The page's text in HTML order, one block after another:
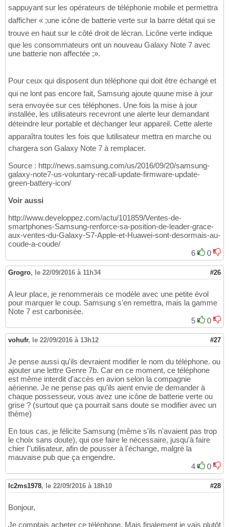
sappuyant sur les opérateurs de téléphonie mobile et permettra
dafficher « ;une icône de batterie verte sur la barre détat qui se
trouve en haut sur le côté droit de lécran. Licône verte indique
que les consommateurs ont un nouveau Galaxy Note 7 avec
une batterie non affectée ;».
Pour ceux qui disposent dun téléphone qui doit être échangé et
qui ne lont pas encore fait, Samsung ajoute quune mise à jour
sera envoyée sur ces téléphones. Une fois la mise à jour
installée, les utilisateurs recevront une alerte leur demandant
déteindre leur portable et déchanger leur appareil. Cette alerte
apparaîtra toutes les fois que lutilisateur mettra en marche ou
chargera son Galaxy Note 7 à remplacer.
Source : http://news.samsung.com/us/2016/09/20/samsung-
galaxy-note7-us-voluntary-recall-update-firmware-update-
green-battery-icon/
Voir aussi
http://www.developpez.com/actu/101859/Ventes-de-
smartphones-Samsung-renforce-sa-position-de-leader-grace-
aux-ventes-du-Galaxy-S7-Apple-et-Huawei-sont-desormais-au-
coude-a-coude/
6
0
Grogro, le 22/09/2016 à 11h34 #26
A leur place, je renommerais ce modèle avec une petite évol
pour marquer le coup. Samsung s'en remettra, mais la gamme
Note 7 est carbonisée.
5
0
vohufr, le 22/09/2016 à 13h12 #27
Je pense aussi qu'ils devraient modifier le nom du téléphone. ou
ajouter une lettre Genre 7b. Car en ce moment, ce téléphone
est même interdit d'accès en avion selon la compagnie
aérienne. Je ne pense pas qu'ils aient envie de demander à
chaque possesseur, vous avez une icône de batterie verte ou
grise ? (surtout que ça pourrait sans doute se modifier avec un
thème)
En tous cas, je félicite Samsung (même s'ils n'avaient pas trop
le choix sans doute), qui ose faire le nécessaire, jusqu'à faire
chier l"utilisateur, afin de pousser à l'échange, malgré la
mauvaise pub que ça engendre.
4
0
lc2ms1978, le 22/09/2016 à 18h10 #28
Bonjour,
Je comptais acheter ce téléphone. Mais finalement je vais plutôt